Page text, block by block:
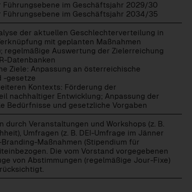
Führungsebene im Geschäftsjahr 2029/30
Führungsebene im Geschäftsjahr 2034/35
der aktuellen Geschlechterverteilung in
mit geplanten Maßnahmen
regelmäßige Auswertung der Zielerreichung
Datenbanken
Ziele: Anpassung an österreichische
-gesetze
Kontexts: Förderung der
nachhaltiger Entwicklung; Anpassung der
Bedürfnisse und gesetzliche Vorgaben
Veranstaltungen und Workshops (z. B.
Umfragen (z. B. DEI-Umfrage im Jänner
Maßnahmen (Stipendium für
Die vom Vorstand vorgegebenen
von Abstimmungen (regelmäßige Jour-Fixe)